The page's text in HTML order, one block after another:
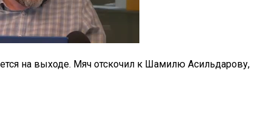
на выходе. Мяч отскочил к Шамилю Асильдарову,